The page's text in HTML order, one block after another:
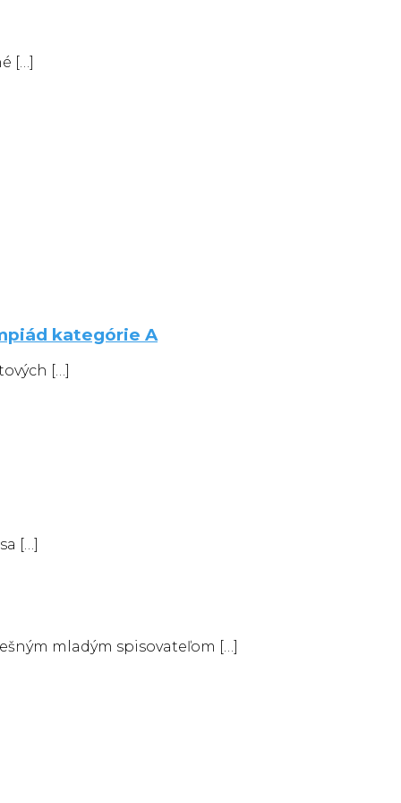
[…]
kategórie A
[…]
[…]
mladým spisovateľom […]